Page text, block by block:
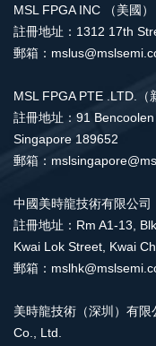
MSL FPGA INC （美國）
註冊地址：1312 17th
郵箱：
MSL FPGA PTE .LTD.（
註冊地址：91
Singapore 189652
郵箱：
中國美時龍技術有限公司
註冊地址：Rm A1-13,
Kwai Lok Street, Kwai
郵箱：
美時龍技術（深圳）有
Co., Ltd.